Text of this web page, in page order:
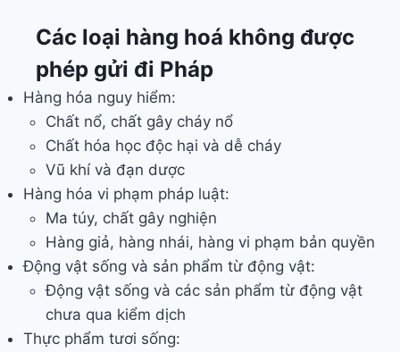
Các loại hàng hoá không được
phép gửi đi Pháp
Hàng hóa nguy hiểm:
Chất nổ, chất gây cháy nổ
Chất hóa học độc hại và dễ cháy
Vũ khí và đạn dược
Hàng hóa vi phạm pháp luật:
Ma túy, chất gây nghiện
Hàng giả, hàng nhái, hàng vi phạm bản quyền
Động vật sống và sản phẩm từ động vật:
Động vật sống và các sản phẩm từ động vật
chưa qua kiểm dịch
Thực phẩm tươi sống: